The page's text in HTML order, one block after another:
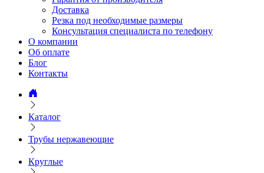
Доставка
Резка под необходимые размеры
Консультация специалиста по телефону
О компании
Об оплате
Блог
Контакты
Каталог
Трубы нержавеющие
Круглые